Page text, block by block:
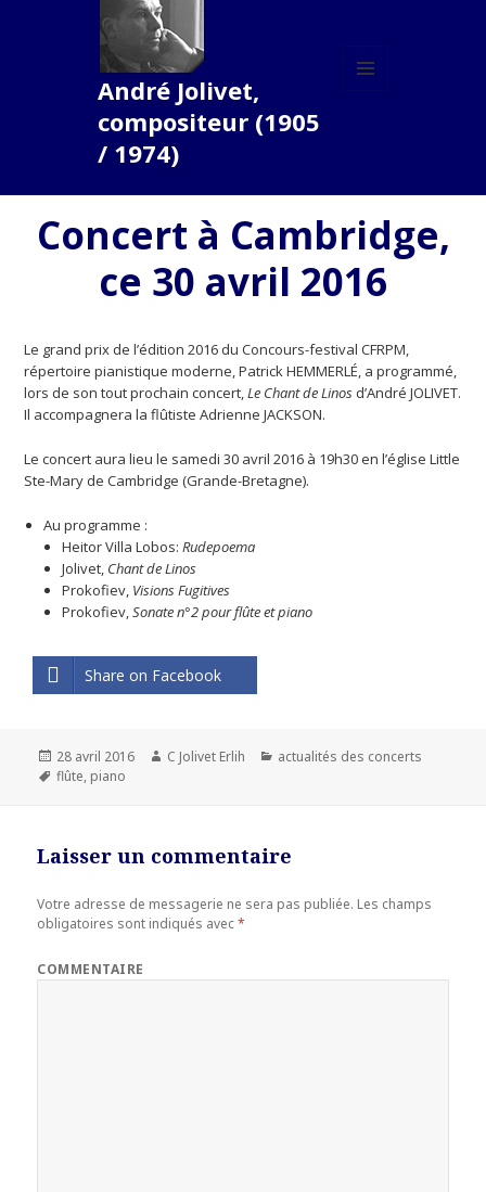
André Jolivet,
compositeur (1905
/ 1974)
Concert à Cambridge,
ce 30 avril 2016
Le grand prix de l’édition 2016 du Concours-festival CFRPM,
répertoire pianistique moderne, Patrick HEMMERLÉ, a programmé,
lors de son tout prochain concert,Le Chant de Linos d’André JOLIVET.
Il accompagnera la flûtiste Adrienne JACKSON.
Le concert aura lieu le samedi 30 avril 2016 à 19h30 en l’église Little
Ste-Mary de Cambridge (Grande-Bretagne).
Au programme :
Heitor Villa Lobos:Rudepoema
Jolivet, Chant de Linos
Prokofiev, Visions Fugitives
Prokofiev,Sonate n°2 pour flûte et piano
Share on Facebook
Publié
le
28 avril 2016 Auteur
C Jolivet Erlih Catégories
actualités des concerts
Mots-
flûte, piano
Laisser un commentaire
Votre adresse de messagerie ne sera pas publiée. Les champs
obligatoires sont indiqués avec*
COMMENTAIRE